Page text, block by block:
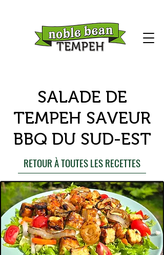
SALADE DE
TEMPEH SAVEUR
BBQ DU SUD-EST
RETOUR À TOUTES LES RECETTES